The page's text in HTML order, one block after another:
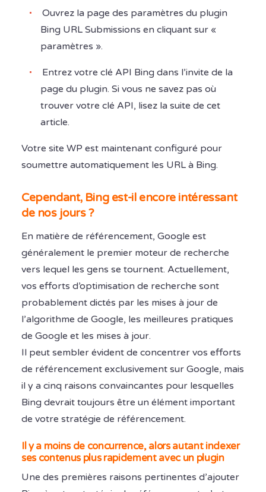
Ouvrez la page des paramètres du plugin
Bing URL Submissions en cliquant sur «
paramètres ».
Entrez votre clé API Bing dans l’invite de la
page du plugin. Si vous ne savez pas où
trouver votre clé API, lisez la suite de cet
article.
Votre site WP est maintenant configuré pour
soumettre automatiquement les URL à Bing.
Cependant, Bing est-il encore intéressant
de nos jours ?
En matière de référencement, Google est
généralement le premier moteur de recherche
vers lequel les gens se tournent. Actuellement,
vos efforts d’optimisation de recherche sont
probablement dictés par les mises à jour de
l’algorithme de Google, les meilleures pratiques
de Google et les mises à jour.
Il peut sembler évident de concentrer vos efforts
de référencement exclusivement sur Google, mais
il y a cinq raisons convaincantes pour lesquelles
Bing devrait toujours être un élément important
de votre stratégie de référencement.
Il y a moins de concurrence, alors autant indexer
ses contenus plus rapidement avec un plugin
Une des premières raisons pertinentes d’ajouter